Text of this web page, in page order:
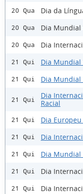
20 Qua Dia da
20 Qua Dia Mundial
20 Qua Dia
21 Qui Dia Mundial
21 Qui Dia Mundial
21 Qui
Dia
Racial
21 Qui Dia
21 Qui Dia
21 Qui Dia
21 Qui Dia
21 Qui Dia